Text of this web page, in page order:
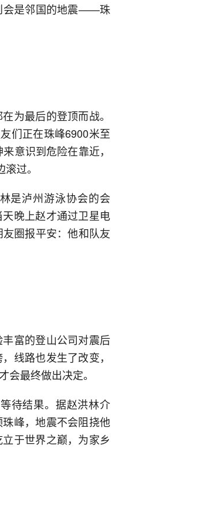
会是邻国的地震——珠
为最后的登顶而战。
们正在珠峰6900米至
意识到危险在靠近，
过。
是泸州游泳协会的会
晚上赵才通过卫星电
圈报平安：他和队友
富的登山公司对震后
线路也发生了改变，
最终做出决定。
待结果。据赵洪林介
峰，地震不会阻挠他
于世界之巅，为家乡